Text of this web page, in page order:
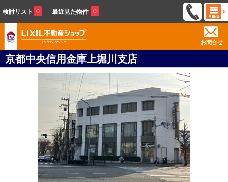
検討リスト 0 最近見た物件 0
お問合せ
京都中央信用金庫上堀川支店